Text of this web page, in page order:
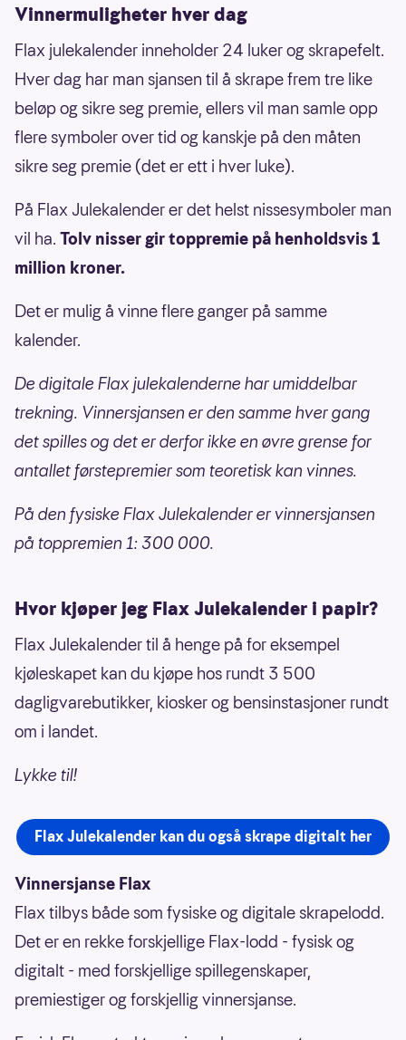
Vinnermuligheter hver dag
Flax julekalender inneholder 24 luker og skrapefelt.
Hver dag har man sjansen til å skrape frem tre like
beløp og sikre seg premie, ellers vil man samle opp
flere symboler over tid og kanskje på den måten
sikre seg premie (det er ett i hver luke).
På Flax Julekalender er det helst nissesymboler man
vil ha. Tolv nisser gir toppremie på henholdsvis 1
million kroner.
Det er mulig å vinne flere ganger på samme
kalender.
De digitale Flax julekalenderne har umiddelbar
trekning. Vinnersjansen er den samme hver gang
det spilles og det er derfor ikke en øvre grense for
antallet førstepremier som teoretisk kan vinnes.
På den fysiske Flax Julekalender er vinnersjansen
på toppremien 1: 300 000.
Hvor kjøper jeg Flax Julekalender i papir?
Flax Julekalender til å henge på for eksempel
kjøleskapet kan du kjøpe hos rundt 3 500
dagligvarebutikker, kiosker og bensinstasjoner rundt
om i landet.
Lykke til!
Flax Julekalender kan du også skrape digitalt her
Vinnersjanse Flax
Flax tilbys både som fysiske og digitale skrapelodd.
Det er en rekke forskjellige Flax-lodd - fysisk og
digitalt - med forskjellige spillegenskaper,
premiestiger og forskjellig vinnersjanse.